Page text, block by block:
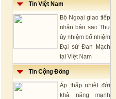
Tin Việt Nam
Bộ Ngoại giao tiếp
nhận bản sao Thư
ủy nhiệm bổ nhiệm
Đại sứ Đan Mạch
tại Việt Nam
Tin Cộng Đồng
Áp thấp nhiệt đới
khả năng mạnh